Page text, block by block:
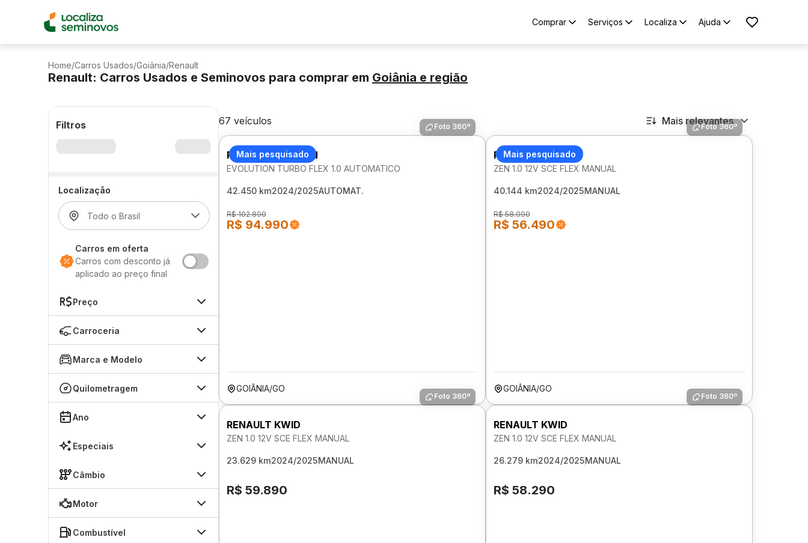
Comprar Serviços Localiza Ajuda
Home/Carros Usados/Goiânia/Renault
Renault: Carros Usados e Seminovos para comprar em Goiânia e região
Filtros
Localização
Carros em oferta
Carros com desconto já
aplicado ao preço final
Preço
Carroceria
Marca e Modelo
Quilometragem
Ano
Especiais
Câmbio
Motor
Combustível
67 veículos Mais relevantes
Mais pesquisado
Foto 360º
RENAULT KARDIAN
EVOLUTION TURBO FLEX 1.0 AUTOMATICO
42.450 km2024/2025AUTOMAT.
R$ 102.890
R$ 94.990
GOIÂNIA/GO
Mais pesquisado
Foto 360º
RENAULT KWID
ZEN 1.0 12V SCE FLEX MANUAL
40.144 km2024/2025MANUAL
R$ 58.090
R$ 56.490
GOIÂNIA/GO
Foto 360º
RENAULT KWID
ZEN 1.0 12V SCE FLEX MANUAL
23.629 km2024/2025MANUAL
R$ 59.890
Foto 360º
RENAULT KWID
ZEN 1.0 12V SCE FLEX MANUAL
26.279 km2024/2025MANUAL
R$ 58.290